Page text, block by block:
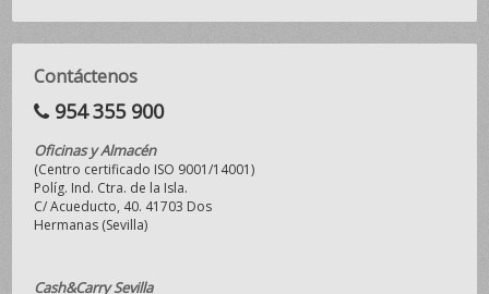
Contáctenos
954 355 900
Oficinas y Almacén
(Centro certificado ISO 9001/14001)
Políg. Ind. Ctra. de la Isla.
C/ Acueducto, 40. 41703 Dos
Hermanas (Sevilla)
Cash&Carry Sevilla